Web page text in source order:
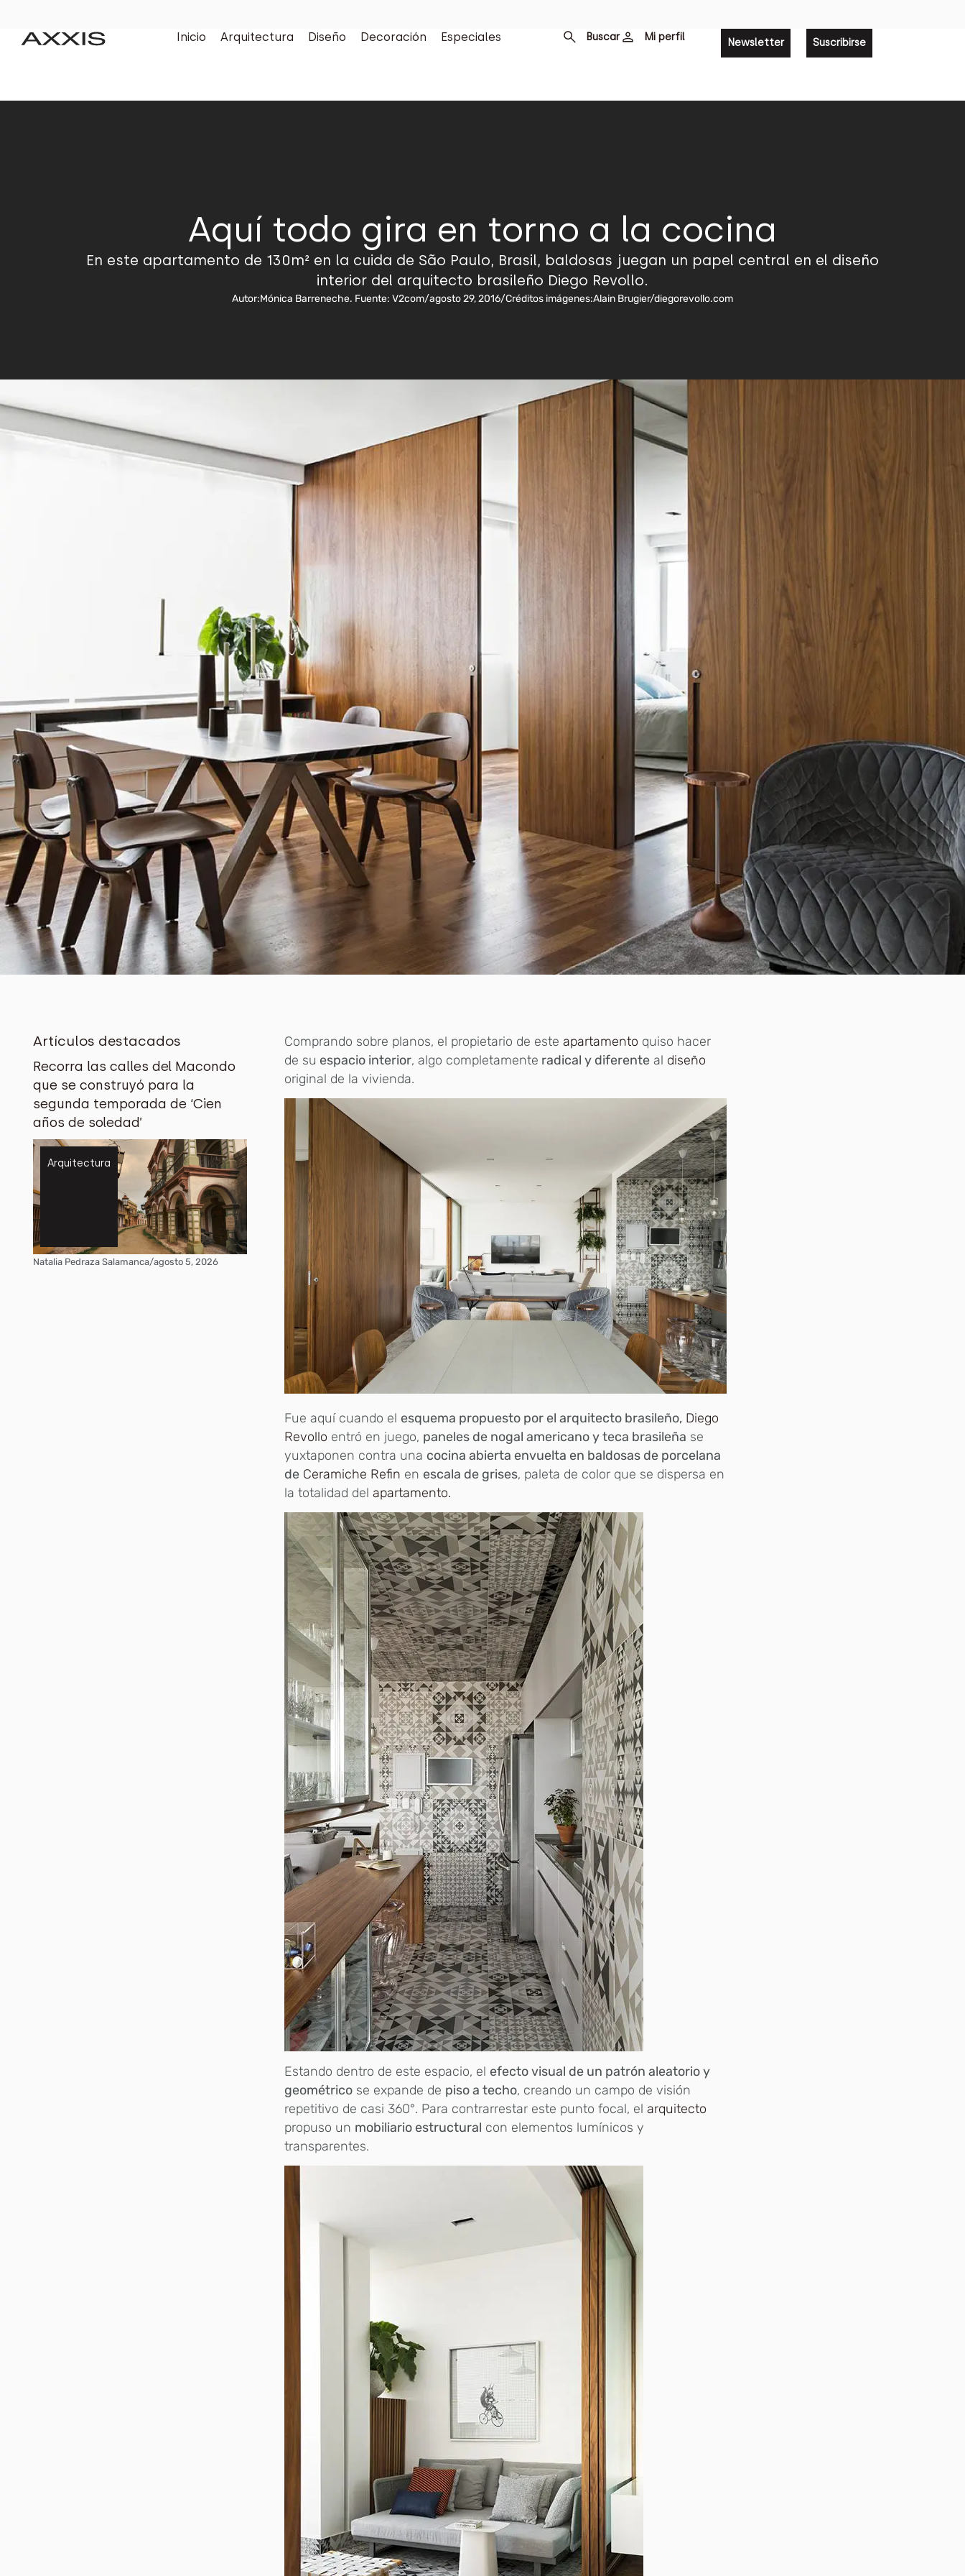
Inicio Arquitectura Diseño Decoración Especiales Buscar Mi perfil Newsletter Suscribirse
Aquí todo gira en torno a la cocina
En este apartamento de 130m² en la cuida de São Paulo, Brasil, baldosas juegan un papel central en el diseño
interior del arquitecto brasileño Diego Revollo.
Autor:Mónica Barreneche. Fuente: V2com/agosto 29, 2016/Créditos imágenes:Alain Brugier/diegorevollo.com
Artículos destacados
Recorra las calles del Macondo
que se construyó para la
segunda temporada de ‘Cien
años de soledad’
Arquitectura
Natalia Pedraza Salamanca/agosto 5, 2026
Comprando sobre planos, el propietario de esteapartamento quiso hacer
de su espacio interior, algo completamente radical y diferente al diseño
original de la vivienda.
Fue aquí cuando el esquema propuesto por el arquitecto brasileño, Diego
Revollo entró en juego, paneles de nogal americano y teca brasileña se
yuxtaponen contra una cocina abierta envuelta en baldosas de porcelana
de Ceramiche Refin en escala de grises, paleta de color que se dispersa en
la totalidad delapartamento.
Estando dentro de este espacio, el efecto visual de un patrón aleatorio y
geométrico se expande de piso a techo, creando un campo de visión
repetitivo de casi 360°. Para contrarrestar este punto focal, el arquitecto
propuso un mobiliario estructural con elementos lumínicos y
transparentes.